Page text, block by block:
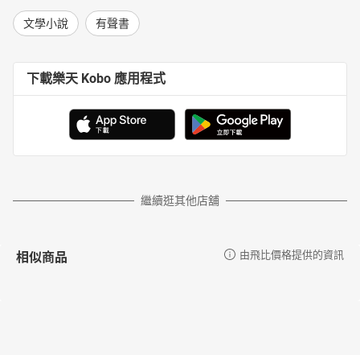
文學小說 有聲書
下載樂天 Kobo 應用程式
繼續逛其他店舖
相似商品 由飛比價格提供的資訊